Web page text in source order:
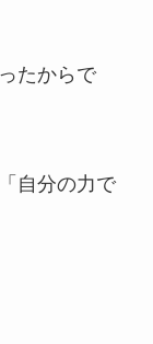
たからで
自分の力で